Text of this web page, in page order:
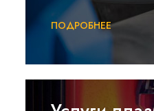
ПОДРОБНЕЕ